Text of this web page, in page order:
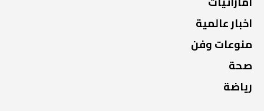
اخبار عالمية
منوعات وفن
صحة
رياضة